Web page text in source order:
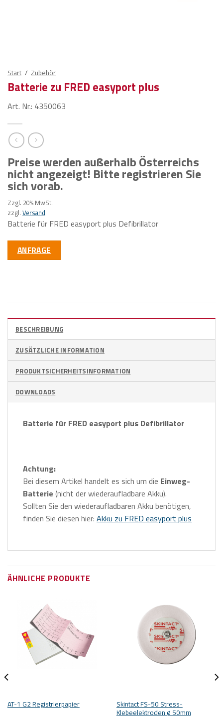
Start / Zubehör
Batterie zu FRED easyport plus
Art. Nr.: 4350063
Preise werden außerhalb Österreichs
nicht angezeigt! Bitte registrieren Sie
sich vorab.
Zzgl. 20% MwSt.
zzgl. Versand
Batterie für FRED easyport plus Defibrillator
ANFRAGE
BESCHREIBUNG
ZUSÄTZLICHE INFORMATION
PRODUKTSICHERHEITSINFORMATION
DOWNLOADS
Batterie für FRED easyport plus Defibrillator
Achtung:
Bei diesem Artikel handelt es sich um die Einweg-
Batterie (nicht der wiederaufladbare Akku).
Sollten Sie den wiederaufladbaren Akku benötigen,
finden Sie diesen hier: Akku zu FRED easyport plus
ÄHNLICHE PRODUKTE
AT-1 G2 Registrierpapier
Skintact FS-50 Stress-
Klebeelektroden ø 50mm